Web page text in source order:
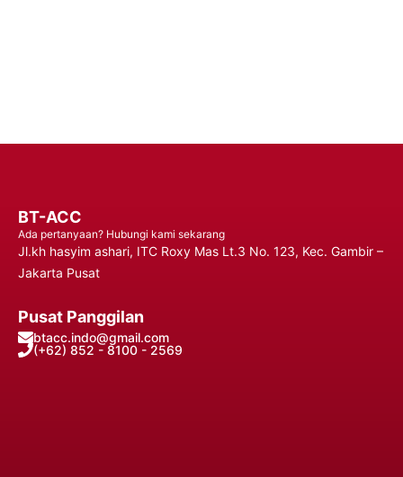
BT-ACC
Ada pertanyaan? Hubungi kami sekarang
Jl.kh hasyim ashari, ITC Roxy Mas Lt.3 No. 123, Kec. Gambir –
Jakarta Pusat
Pusat Panggilan
btacc.indo@gmail.com
(+62) 852 - 8100 - 2569